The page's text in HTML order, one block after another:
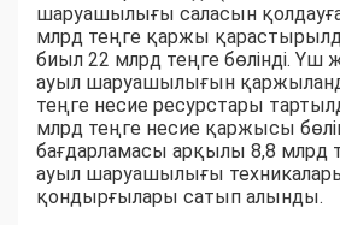
шаруашылығы саласын
млрд теңге қаржы
биыл 22 млрд теңге бөлінді.
ауыл шаруашылығын
теңге несие ресурстары
млрд теңге несие қаржысы
бағдарламасы арқылы 8,8 млрд
ауыл шаруашылығы
қондырғылары сатып алынды.